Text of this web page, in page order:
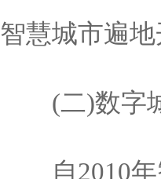
智慧城市遍
(二)数字城
自2010年